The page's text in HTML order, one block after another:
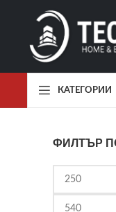
КАТЕГОРИИ
ФИЛТЪР